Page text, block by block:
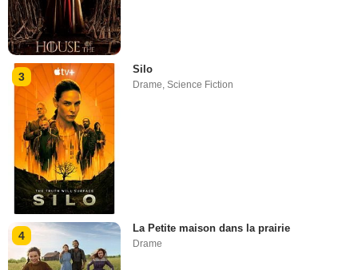
3
Silo
Drame,Science Fiction
4
La Petite maison dans la prairie
Drame